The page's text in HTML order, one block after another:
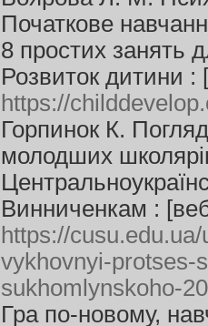
Початкове
8 простих занять
Розвиток дитини
https://
Горпинок К.
молодших
Винниченкам :
https://
vykhovnyi-protses-
sukhomlynskoho-20
Гра по-новому,